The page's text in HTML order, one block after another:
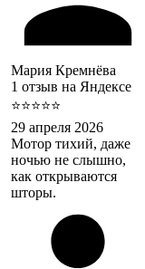
Мария Кремнёва
1 отзыв на Яндексе
⭐⭐⭐⭐⭐
29 апреля 2026
Мотор тихий, даже
ночью не слышно,
как открываются
шторы.